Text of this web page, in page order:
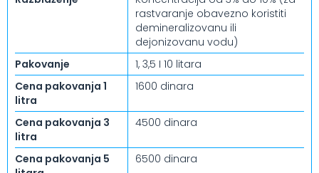
rastvaranje obavezno koristiti
demineralizovanu ili
dejonizovanu vodu)
Pakovanje
1, 3,5 I 10 litara
Cena pakovanja 1
litra
1600 dinara
Cena pakovanja 3
litra
4500 dinara
Cena pakovanja 5
6500 dinara